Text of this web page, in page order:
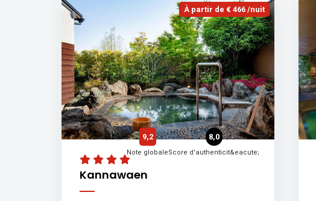
À partir de € 466 /nuit
Kannawaen
9,2
Note globale
8,0
Score d'authenticit&eacute;